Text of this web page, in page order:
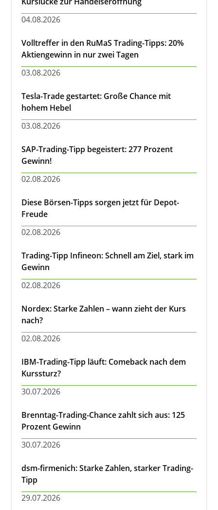
04.08.2026
Volltreffer in den RuMaS Trading-Tipps: 20%
Aktiengewinn in nur zwei Tagen
03.08.2026
Tesla-Trade gestartet: Große Chance mit
hohem Hebel
03.08.2026
SAP-Trading-Tipp begeistert: 277 Prozent
Gewinn!
02.08.2026
Diese Börsen-Tipps sorgen jetzt für Depot-
Freude
02.08.2026
Trading-Tipp Infineon: Schnell am Ziel, stark im
Gewinn
02.08.2026
Nordex: Starke Zahlen – wann zieht der Kurs
nach?
02.08.2026
IBM-Trading-Tipp läuft: Comeback nach dem
Kurssturz?
30.07.2026
Brenntag-Trading-Chance zahlt sich aus: 125
Prozent Gewinn
30.07.2026
dsm-firmenich: Starke Zahlen, starker Trading-
Tipp
29.07.2026